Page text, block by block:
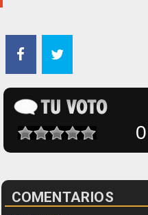
COMENTARIOS